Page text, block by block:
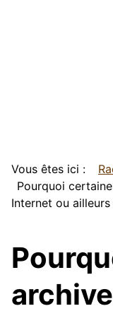
Vous êtes ici :
Pourquoi
Internet ou ailleurs